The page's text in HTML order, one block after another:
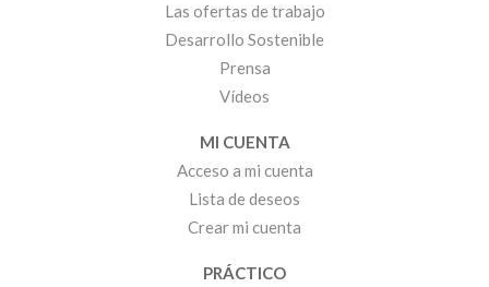
Las ofertas de trabajo
Desarrollo Sostenible
Prensa
Vídeos
MI CUENTA
Acceso a mi cuenta
Lista de deseos
Crear mi cuenta
PRÁCTICO